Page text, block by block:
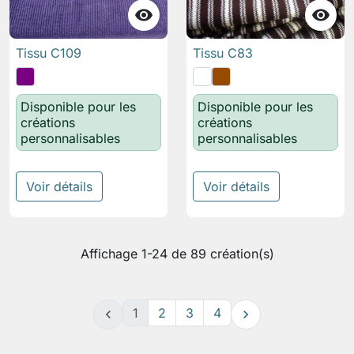

Tissu C109
Disponible pour les
créations
personnalisables
Voir détails

Tissu C83
Disponible pour les
créations
personnalisables
Voir détails
Affichage 1-24 de 89 création(s)
 1 2 3 4 